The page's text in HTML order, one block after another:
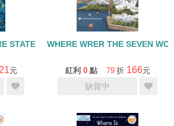
STATE BUILDING
元
WHERE WRER THE SEVEN
紅利 0 點 79 折 166元
缺貨中